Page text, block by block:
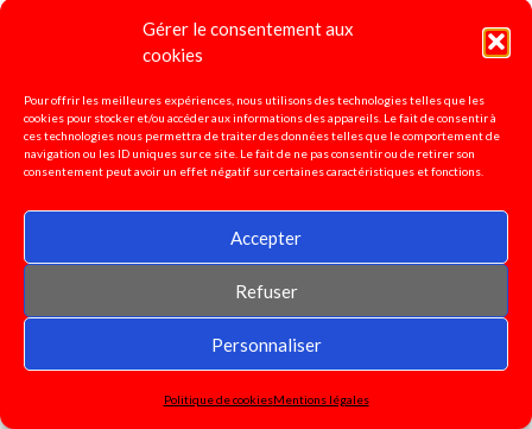
Gérer le consentement aux
cookies
Pour offrir les meilleures expériences, nous utilisons des technologies telles que les
cookies pour stocker et/ou accéder aux informations des appareils. Le fait de consentir à
ces technologies nous permettra de traiter des données telles que le comportement de
navigation ou les ID uniques sur ce site. Le fait de ne pas consentir ou de retirer son
consentement peut avoir un effet négatif sur certaines caractéristiques et fonctions.
Accepter
Refuser
Personnaliser
Politique de cookiesMentions légales